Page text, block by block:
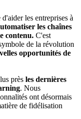
les entreprises à
les chaînes
contenu. C'est
de la révolution
opportunités de
près les dernières
. Nous
ont désormais
de fidélisation